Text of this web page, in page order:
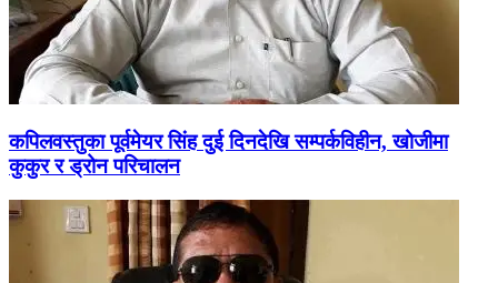
कपिलवस्तुका पूर्वमेयर सिंह दुई दिनदेखि सम्पर्कविहीन, खोजीमा
कुकुर र ड्रोन परिचालन